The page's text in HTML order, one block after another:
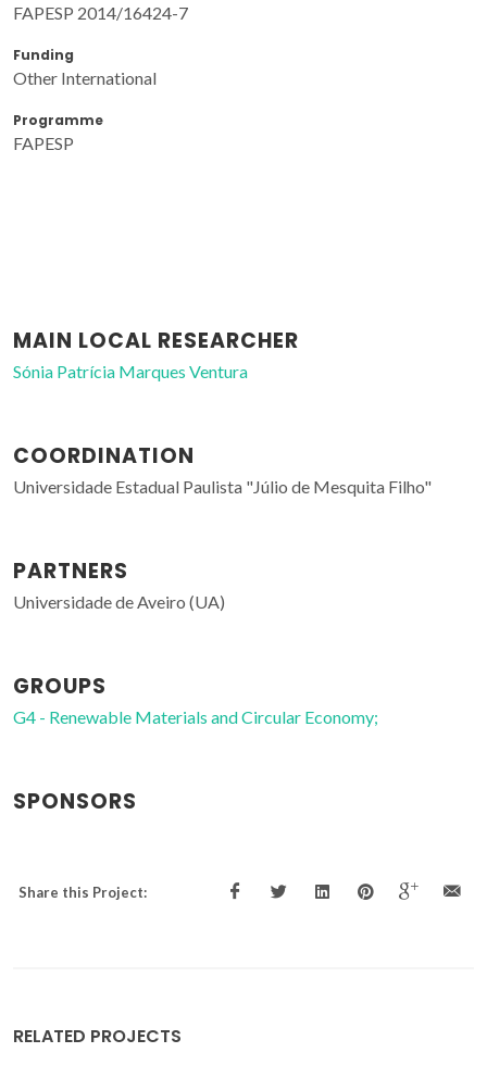
FAPESP 2014/16424-7
Funding
Other International
Programme
FAPESP
MAIN LOCAL RESEARCHER
Sónia Patrícia Marques Ventura
COORDINATION
Universidade Estadual Paulista "Júlio de Mesquita Filho"
PARTNERS
Universidade de Aveiro (UA)
GROUPS
G4 - Renewable Materials and Circular Economy;
SPONSORS
Share this Project:
RELATED PROJECTS